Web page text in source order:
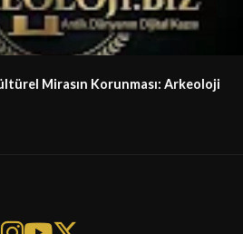
Mirasın Korunması: Arkeoloji